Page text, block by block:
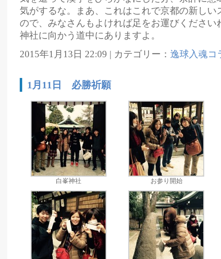
気がするな。まあ、これはこれで京都の新しい
ので、みなさんもよければ足をお運びください
神社に向かう道中にありますよ。
2015年1月13日 22:09 | カテゴリー： 逸球入魂コ
1月11日 必勝祈願
白峯神社 お参り開始